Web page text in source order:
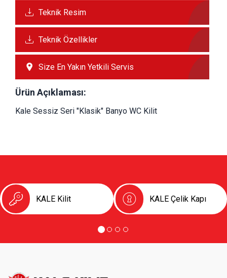
Teknik Resim
Teknik Özellikler
Size En Yakın Yetkili Servis
Ürün Açıklaması:
Kale Sessiz Seri "Klasik" Banyo WC Kilit
KALE Kilit KALE Çelik Kapı